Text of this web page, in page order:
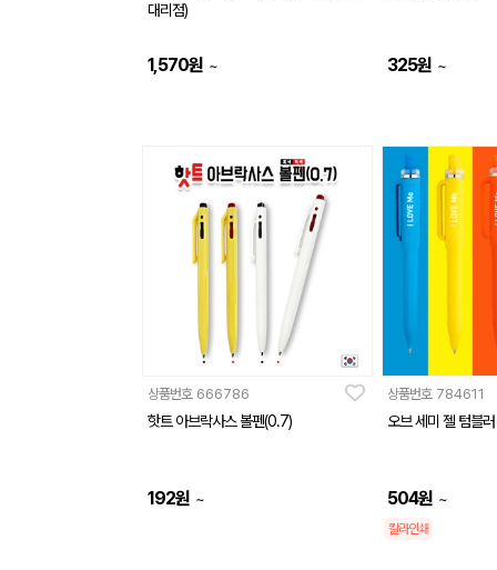
대리점)
1,570원 ~ 325원 ~
상품번호 666786
핫트 아브락사스 볼펜(0.7)
192원 ~
상품번호 784611
오브 세미 젤 텀블
504원 ~
칼라인쇄